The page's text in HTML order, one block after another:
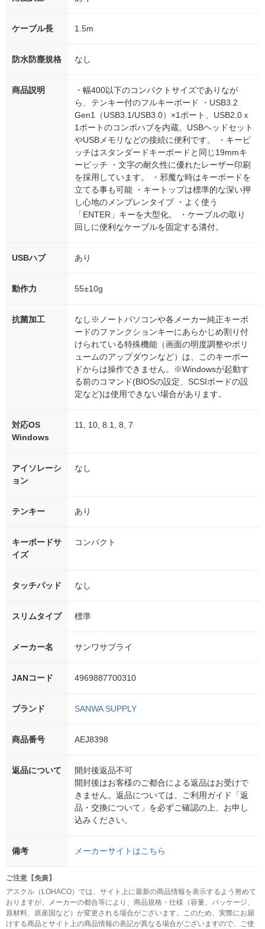
ケーブル長 1.5m
防水防塵規格 なし
商品説明
・幅400以下のコンパクトサイズでありなが
ら、テンキー付のフルキーボード ・USB3.2
Gen1（USB3.1/USB3.0）×1ポート、USB2.0ｘ
1ポートのコンボハブを内蔵。USBヘッドセット
やUSBメモリなどの接続に便利です。 ・キーピ
ッチはスタンダードキーボードと同じ19mmキ
ーピッチ ・文字の耐久性に優れたレーザー印刷
を採用しています。 ・邪魔な時はキーボードを
立てる事も可能 ・キートップは標準的な深い押
し心地のメンブレンタイプ ・よく使う
「ENTER」キーを大型化。 ・ケーブルの取り
回しに便利なケーブルを固定する溝付。
USBハブ あり
動作力 55±10g
抗菌加工
なし※ノートパソコンや各メーカー純正キーボ
ードのファンクションキーにあらかじめ割り付
けられている特殊機能（画面の明度調整やボリ
ュームのアップダウンなど）は、このキーボー
ドからは操作できません。※Windowsが起動す
る前のコマンド(BIOSの設定、SCSIボードの設
定など)は使用できない場合があります。
対応OS
Windows
11, 10, 8.1, 8, 7
アイソレーシ
ョン
なし
テンキー あり
キーボードサ
イズ
コンパクト
タッチパッド なし
スリムタイプ 標準
メーカー名 サンワサプライ
JANコード 4969887700310
ブランド SANWA SUPPLY
商品番号 AEJ8398
返品について
開封後返品不可
開封後はお客様のご都合による返品はお受けで
きません。返品については、ご利用ガイド「返
品・交換について」を必ずご確認の上、お申し
込みください。
備考 メーカーサイトはこちら
ご注意【免責】
アスクル（LOHACO）では、サイト上に最新の商品情報を表示するよう努めて
おりますが、メーカーの都合等により、商品規格・仕様（容量、パッケージ、
原材料、原産国など）が変更される場合がございます。このため、実際にお届
けする商品とサイト上の商品情報の表記が異なる場合がございますので、ご使